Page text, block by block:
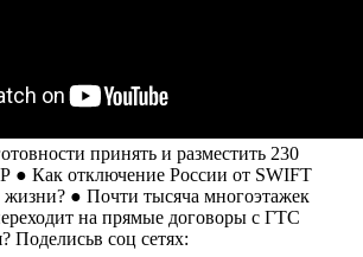
принять и разместить 230
Как отключение России от SWIFT
жизни? ● Почти тысяча многоэтажек
на прямые договоры с ГТС
Поделиcьв соц сетях: